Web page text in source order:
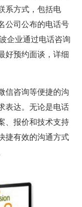
系方式，包括电
公司公布的电话号
企业通过电话咨询
好预约面谈，详细
信咨询等便捷的沟
表达。无论是电话
、报价和技术支持
捷有效的沟通方式